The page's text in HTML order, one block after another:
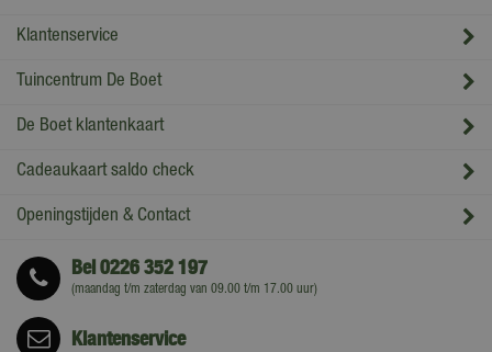
Klantenservice
Tuincentrum De Boet
De Boet klantenkaart
Cadeaukaart saldo check
Openingstijden & Contact
Bel0226 352 197
(maandag t/m zaterdag van 09.00 t/m 17.00 uur)
Klantenservice